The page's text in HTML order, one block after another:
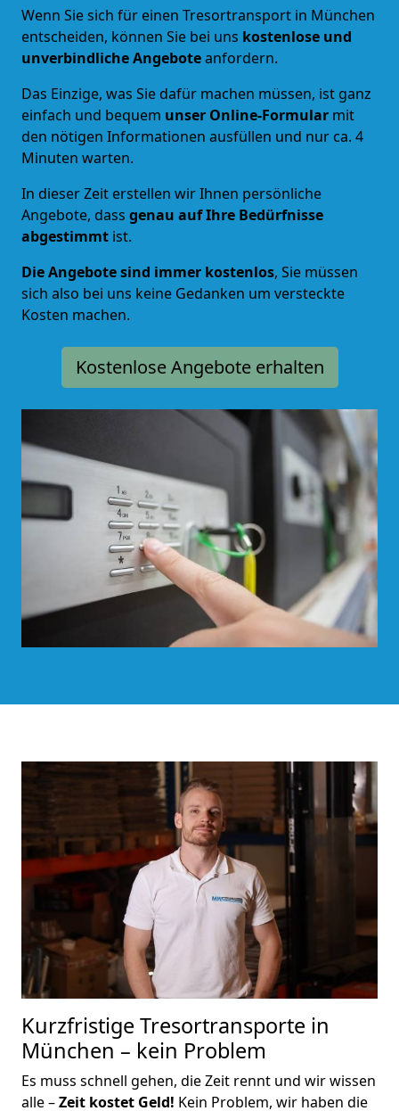
Wenn Sie sich für einen Tresortransport in München
entscheiden, können Sie bei uns kostenlose und
unverbindliche Angeboteanfordern.
Das Einzige, was Sie dafür machen müssen, ist ganz
einfach und bequem unser Online-Formular mit
den nötigen Informationen ausfüllen und nur ca. 4
Minuten warten.
In dieser Zeit erstellen wir Ihnen persönliche
Angebote, dass genau auf Ihre Bedürfnisse
abgestimmt ist.
Die Angebote sind immer kostenlos, Sie müssen
sich also bei uns keine Gedanken um versteckte
Kosten machen.
Kostenlose Angebote erhalten
Kurzfristige Tresortransporte in
München – kein Problem
Es muss schnell gehen, die Zeit rennt und wir wissen
alle –Zeit kostet Geld! Kein Problem, wir haben die